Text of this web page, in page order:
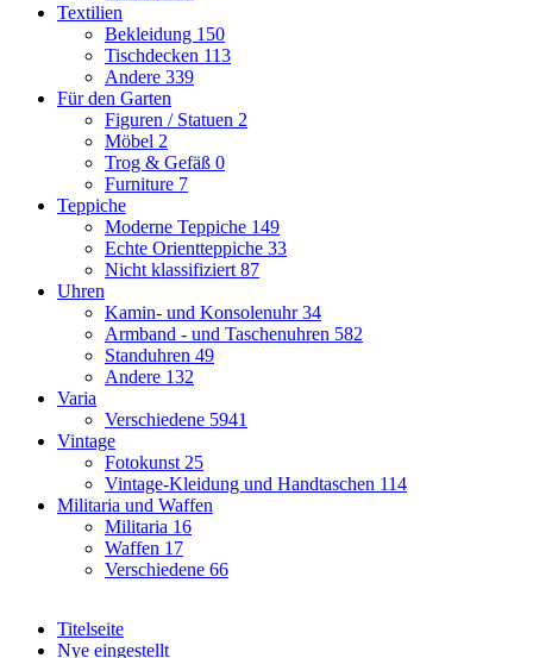
Textilien
Bekleidung 150
Tischdecken 113
Andere 339
Für den Garten
Figuren / Statuen 2
Möbel 2
Trog & Gefäß 0
Furniture 7
Teppiche
Moderne Teppiche 149
Echte Orientteppiche 33
Nicht klassifiziert 87
Uhren
Kamin- und Konsolenuhr34
Armband - und Taschenuhren 582
Standuhren 49
Andere 132
Varia
Verschiedene 5941
Vintage
Fotokunst 25
Vintage-Kleidung und Handtaschen 114
Militaria und Waffen
Militaria 16
Waffen 17
Verschiedene 66
Titelseite
Nye eingestellt